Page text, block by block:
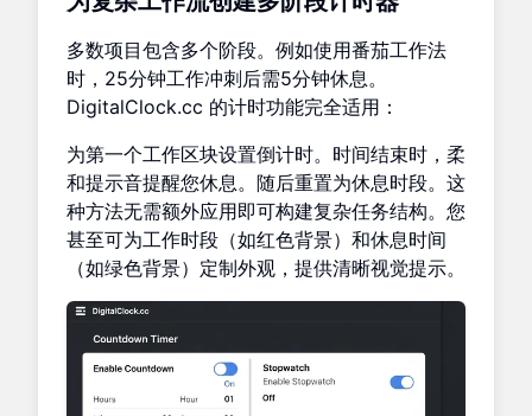
多数项目包含多个阶段。例如使用番茄工作法
时，25分钟工作冲刺后需5分钟休息。
DigitalClock.cc 的计时功能完全适用：
为第一个工作区块设置倒计时。时间结束时，柔
和提示音提醒您休息。随后重置为休息时段。这
种方法无需额外应用即可构建复杂任务结构。您
甚至可为工作时段（如红色背景）和休息时间
（如绿色背景）定制外观，提供清晰视觉提示。